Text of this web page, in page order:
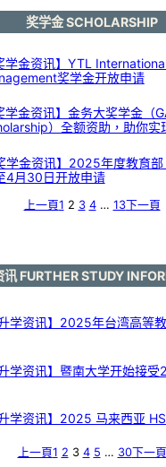
奖学金 SCHOLARSHIP
学金资讯】YTL
奖学金开放申请
学金资讯】金务大奖学金（
）全额资助，助你实
学金资讯】2025年度教育
4月30日开放申请
上一頁1 2 3 4 … 13下一頁
讯 FURTHER STUDY
升学资讯】2025年台湾高等
升学资讯】暨南大学开始接
升学资讯】2025 马来西亚
上一頁1 2 3 4 5 … 30下一頁